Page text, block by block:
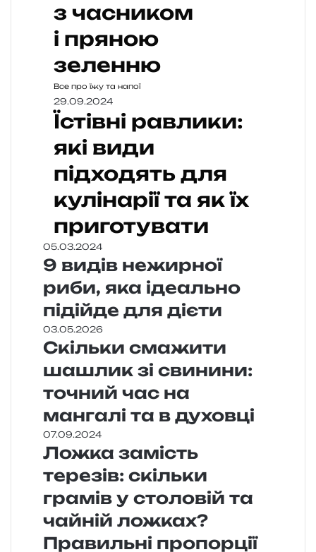
з часником
і пряною
зеленню
Все про їжу та напої
29.09.2024
Їстівні равлики:
які види
підходять для
кулінарії та як їх
приготувати
05.03.2024
9 видів нежирної
риби, яка ідеально
підійде для дієти
03.05.2026
Скільки смажити
шашлик зі свинини:
точний час на
мангалі та в духовці
07.09.2024
Ложка замість
терезів: скільки
грамів у столовій та
чайній ложках?
Правильні пропорції